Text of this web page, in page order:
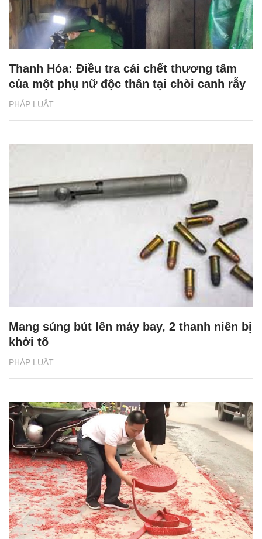
PHÁP LUẬT
Thanh Hóa: Điều tra cái chết thương tâm
của một phụ nữ độc thân tại chòi canh rẫy
PHÁP LUẬT
Mang súng bút lên máy bay, 2 thanh niên bị
khởi tố